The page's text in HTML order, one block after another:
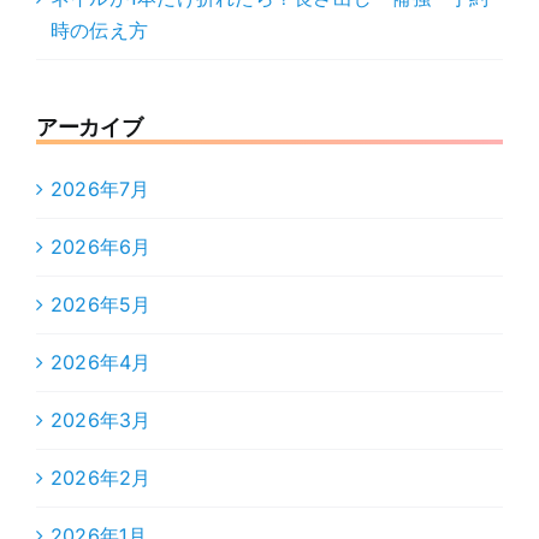
時の伝え方
アーカイブ
2026年7月
2026年6月
2026年5月
2026年4月
2026年3月
2026年2月